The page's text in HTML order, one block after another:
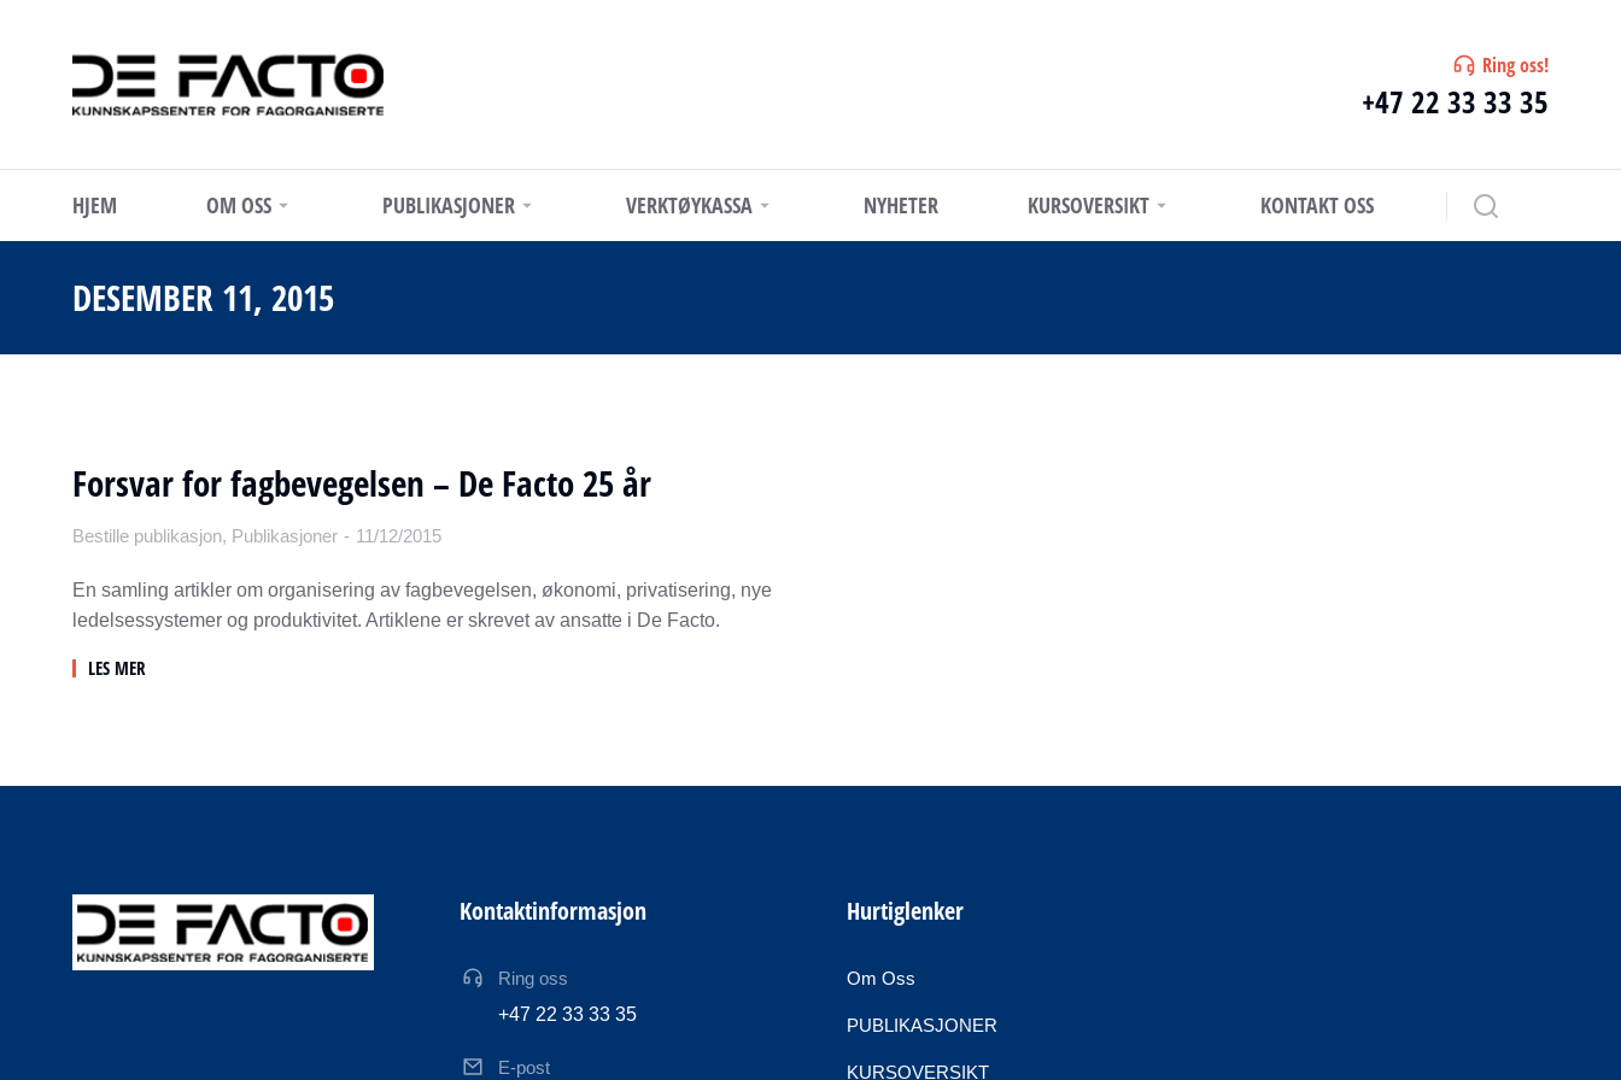
Ring oss!
+47 22 33 33 35
HJEM OM OSS PUBLIKASJONER VERKTØYKASSA NYHETER KURSOVERSIKT KONTAKT OSS
DESEMBER 11, 2015
Forsvar for fagbevegelsen – De Facto 25 år
Bestille publikasjon, Publikasjoner 11/12/2015
En samling artikler om organisering av fagbevegelsen, økonomi, privatisering, nye
ledelsessystemer og produktivitet. Artiklene er skrevet av ansatte i De Facto.
LES MER
Kontaktinformasjon
Ring oss
+47 22 33 33 35
E-post
Hurtiglenker
Om Oss
PUBLIKASJONER
KURSOVERSIKT